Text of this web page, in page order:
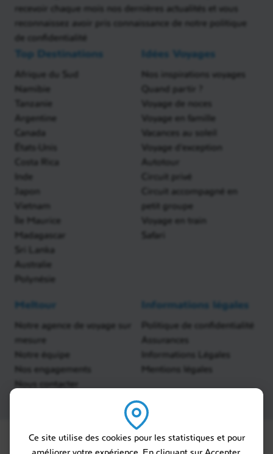
Ce site utilise des cookies pour les statistiques et pour
améliorer votre expérience. En cliquant sur Accepter,
recevoir chaque mois nos dernières actualités et vous
reconnaissez avoir pris connaissance de notre politique
de confidentialité
Top Destinations
Afrique du Sud
Namibie
Tanzanie
Argentine
Canada
États-Unis
Costa Rica
Inde
Japon
Vietnam
Île Maurice
Madagascar
Sri Lanka
Australie
Polynésie
Idées Voyages
Nos inspirations voyages
Quand partir ?
Voyage de noces
Voyage en famille
Vacances au soleil
Voyage d'exception
Autotour
Circuit privé
Circuit accompagné en
petit groupe
Voyage en train
Safari
Meltour
Notre agence de voyage sur
mesure
Notre équipe
Nos engagements
Nous contacter
Informations légales
Politique de confidentialité
Assurances
Informations Légales
Mentions légales